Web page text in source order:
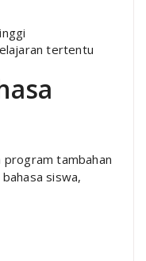
tertentu
program tambahan
siswa,